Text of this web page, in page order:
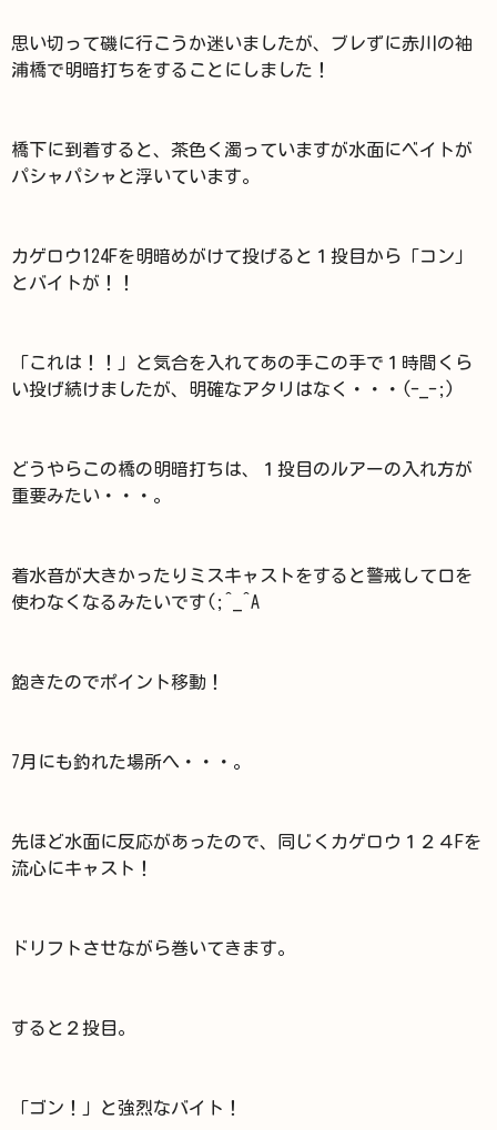
思い切って磯に行こうか迷いましたが、ブレずに赤川の袖
浦橋で明暗打ちをすることにしました！
橋下に到着すると、茶色く濁っていますが水面にベイトが
パシャパシャと浮いています。
カゲロウ124Fを明暗めがけて投げると１投目から「コン」
とバイトが！！
「これは！！」と気合を入れてあの手この手で１時間くら
い投げ続けましたが、明確なアタリはなく・・・(-_-;)
どうやらこの橋の明暗打ちは、１投目のルアーの入れ方が
重要みたい・・・。
着水音が大きかったりミスキャストをすると警戒して口を
使わなくなるみたいです(;^_^A
飽きたのでポイント移動！
7月にも釣れた場所へ・・・。
先ほど水面に反応があったので、同じくカゲロウ１２４Fを
流心にキャスト！
ドリフトさせながら巻いてきます。
すると２投目。
「ゴン！」と強烈なバイト！